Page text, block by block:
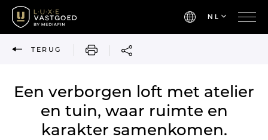
NL
TERUG AFDRUKKEN
Een verborgen loft met atelier
en tuin, waar ruimte en
karakter samenkomen.